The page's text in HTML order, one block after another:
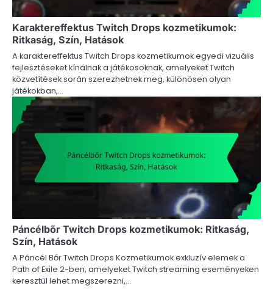
Karaktereffektus Twitch Drops kozmetikumok:
Ritkaság, Szín, Hatások
A karaktereffektus Twitch Drops kozmetikumok egyedi vizuális
fejlesztéseket kínálnak a játékosoknak, amelyeket Twitch
közvetítések során szerezhetnek meg, különösen olyan
játékokban,…
Páncélbőr Twitch Drops kozmetikumok: Ritkaság,
Szín, Hatások
A Páncél Bőr Twitch Drops Kozmetikumok exkluzív elemek a
Path of Exile 2-ben, amelyeket Twitch streaming eseményeken
keresztül lehet megszerezni,…